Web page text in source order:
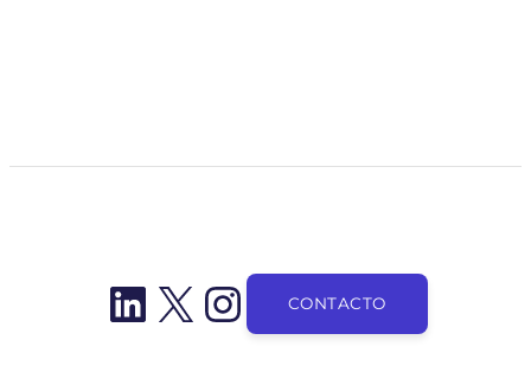
LinkedIn
X Instagram
CONTACTO